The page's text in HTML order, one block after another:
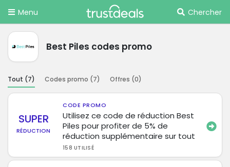
Menu Chercher
Best Piles codes promo
Tout (7) Codes promo (7) Offres (0)
SUPER
RÉDUCTION
CODE PROMO
Utilisez ce code de réduction Best
Piles pour profiter de 5% de
réduction supplémentaire sur tout
158 UTILISÉ